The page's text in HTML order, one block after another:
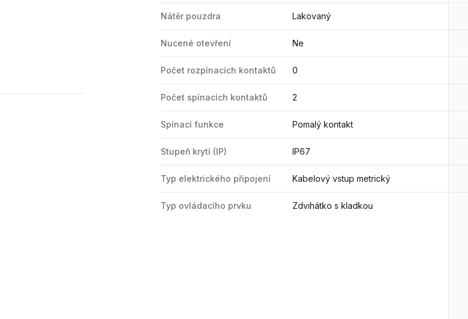
Nátěr pouzdra Lakovaný
Nucené otevření Ne
Počet rozpínacích kontaktů 0
Počet spínacích kontaktů 2
Spínací funkce Pomalý kontakt
Stupeň krytí (IP) IP67
Typ elektrického připojení Kabelový vstup metrický
Typ ovládacího prvku Zdvihátko s kladkou